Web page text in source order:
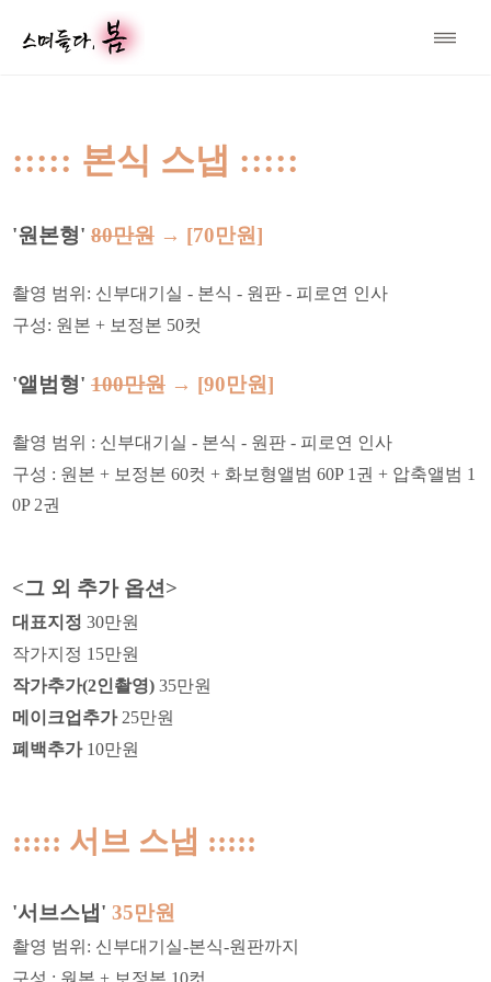
::::: 본식 스냅 :::::
'원본형' 80만원 → [70만원]
촬영 범위: 신부대기실 - 본식 - 원판 - 피로연 인사
구성: 원본 + 보정본 50컷
'앨범형' 100만원 → [90만원]
촬영 범위 : 신부대기실 - 본식 - 원판 - 피로연 인사
구성 : 원본 + 보정본 60컷 + 화보형앨범 60P 1권 + 압축앨범 1
0P 2권
<그 외 추가 옵션>
대표지정 30만원
작가지정 15만원
작가추가(2인촬영) 35만원
메이크업추가25만원
폐백추가 10만원
::::: 서브 스냅 :::::
'서브스냅' 35만원
촬영 범위: 신부대기실-본식-원판까지
구성 : 원본 + 보정본 10컷